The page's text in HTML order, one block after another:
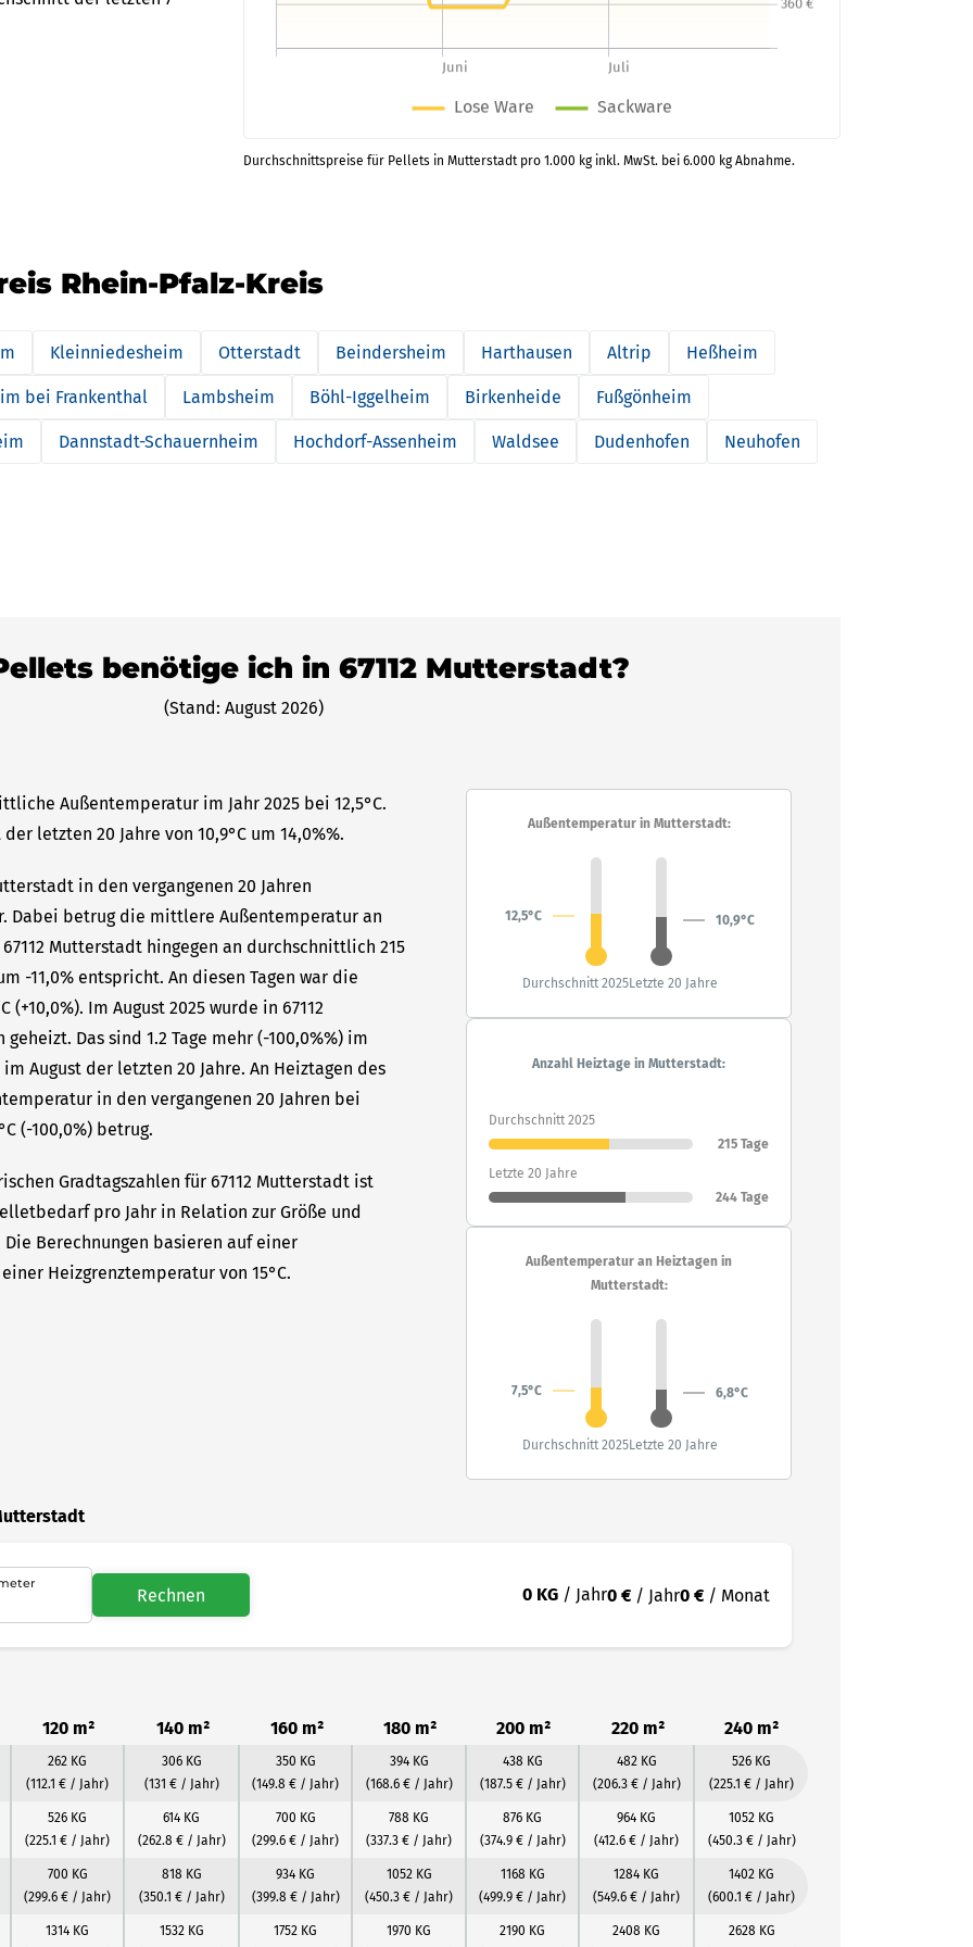
Durchschnittspreise für Pellets in Mutterstadt pro 1.000 kg inkl. MwSt. bei 6.000 kg Abnahme.
Rhein-Pfalz-Kreis
Kleinniedesheim Otterstadt Beindersheim Harthausen Altrip Heßheim
bei Frankenthal Lambsheim Böhl-Iggelheim Birkenheide Fußgönheim
Dannstadt-Schauernheim Hochdorf-Assenheim Waldsee Dudenhofen Neuhofen
benötige ich in 67112 Mutterstadt?
(Stand: August 2026)
Außentemperatur im Jahr 2025 bei 12,5°C.
letzten 20 Jahre von 10,9°C um 14,0%%.
in den vergangenen 20 Jahren
Dabei betrug die mittlere Außentemperatur an
Mutterstadt hingegen an durchschnittlich 215
-11,0% entspricht. An diesen Tagen war die
Im August 2025 wurde in 67112
Das sind 1.2 Tage mehr (-100,0%%) im
August der letzten 20 Jahre. An Heiztagen des
in den vergangenen 20 Jahren bei
(-100,0%) betrug.
Gradtagszahlen für 67112 Mutterstadt ist
pro Jahr in Relation zur Größe und
Berechnungen basieren auf einer
Heizgrenztemperatur von 15°C.
Außentemperatur in Mutterstadt:
12,5°C 10,9°C
Durchschnitt 2025Letzte 20 Jahre
Anzahl Heiztage in Mutterstadt:
Durchschnitt 2025
215 Tage
Letzte 20 Jahre
244 Tage
Außentemperatur an Heiztagen in
Mutterstadt:
7,5°C 6,8°C
Durchschnitt 2025Letzte 20 Jahre
Rechnen 0 KG / Jahr0 € / Jahr0 € / Monat
120 m² 140 m² 160 m² 180 m² 200 m² 220 m² 240 m²
262 KG
(112.1 € / Jahr)
306 KG
(131 € / Jahr)
350 KG
(149.8 € / Jahr)
394 KG
(168.6 € / Jahr)
438 KG
(187.5 € / Jahr)
482 KG
(206.3 € / Jahr)
526 KG
(225.1 € / Jahr)
526 KG
(225.1 € / Jahr)
614 KG
(262.8 € / Jahr)
700 KG
(299.6 € / Jahr)
788 KG
(337.3 € / Jahr)
876 KG
(374.9 € / Jahr)
964 KG
(412.6 € / Jahr)
1052 KG
(450.3 € / Jahr)
700 KG
(299.6 € / Jahr)
818 KG
(350.1 € / Jahr)
934 KG
(399.8 € / Jahr)
1052 KG
(450.3 € / Jahr)
1168 KG
(499.9 € / Jahr)
1284 KG
(549.6 € / Jahr)
1402 KG
(600.1 € / Jahr)
1314 KG
1532 KG
1752 KG
1970 KG
2190 KG
2408 KG
2628 KG